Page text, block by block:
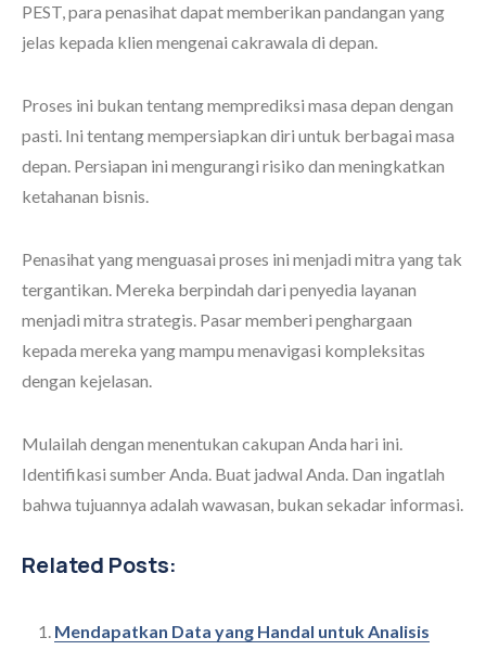
PEST, para penasihat dapat memberikan pandangan yang
jelas kepada klien mengenai cakrawala di depan.
Proses ini bukan tentang memprediksi masa depan dengan
pasti. Ini tentang mempersiapkan diri untuk berbagai masa
depan. Persiapan ini mengurangi risiko dan meningkatkan
ketahanan bisnis.
Penasihat yang menguasai proses ini menjadi mitra yang tak
tergantikan. Mereka berpindah dari penyedia layanan
menjadi mitra strategis. Pasar memberi penghargaan
kepada mereka yang mampu menavigasi kompleksitas
dengan kejelasan.
Mulailah dengan menentukan cakupan Anda hari ini.
Identifikasi sumber Anda. Buat jadwal Anda. Dan ingatlah
bahwa tujuannya adalah wawasan, bukan sekadar informasi.
Related Posts:
Mendapatkan Data yang Handal untuk Analisis